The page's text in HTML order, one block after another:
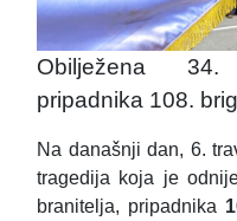
Obilježena
pripadnika 108.
Na današnji dan, 6.
tragedija koja je
branitelja, pripadnika